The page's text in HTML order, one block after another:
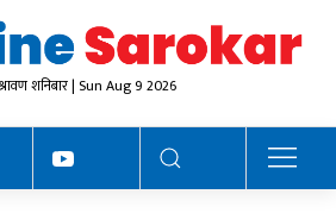
शनिबार | Sun Aug 9 2026